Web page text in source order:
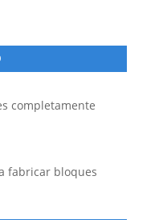
completamente
fabricar bloques